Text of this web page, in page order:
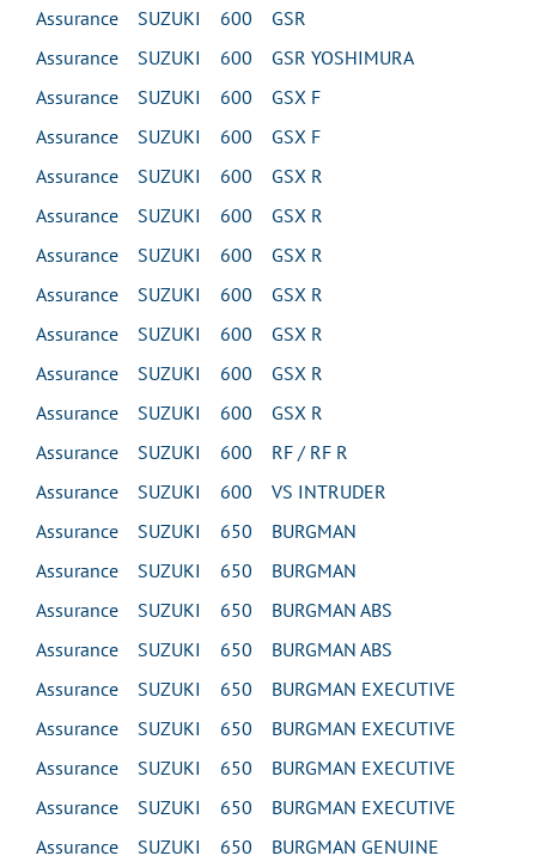
Assurance SUZUKI 600 GSR
Assurance SUZUKI 600 GSR YOSHIMURA
Assurance SUZUKI 600 GSX F
Assurance SUZUKI 600 GSX F
Assurance SUZUKI 600 GSX R
Assurance SUZUKI 600 GSX R
Assurance SUZUKI 600 GSX R
Assurance SUZUKI 600 GSX R
Assurance SUZUKI 600 GSX R
Assurance SUZUKI 600 GSX R
Assurance SUZUKI 600 GSX R
Assurance SUZUKI 600 RF / RF R
Assurance SUZUKI 600 VS INTRUDER
Assurance SUZUKI 650 BURGMAN
Assurance SUZUKI 650 BURGMAN
Assurance SUZUKI 650 BURGMAN ABS
Assurance SUZUKI 650 BURGMAN ABS
Assurance SUZUKI 650 BURGMAN EXECUTIVE
Assurance SUZUKI 650 BURGMAN EXECUTIVE
Assurance SUZUKI 650 BURGMAN EXECUTIVE
Assurance SUZUKI 650 BURGMAN EXECUTIVE
Assurance SUZUKI 650 BURGMAN GENUINE